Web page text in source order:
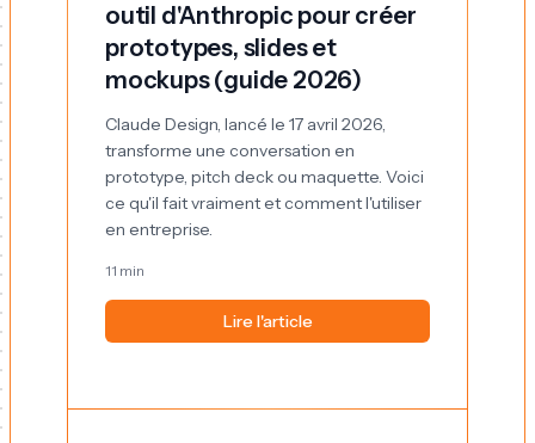
outil d'Anthropic pour créer
prototypes, slides et
mockups (guide 2026)
Claude Design, lancé le 17 avril 2026,
transforme une conversation en
prototype, pitch deck ou maquette. Voici
ce qu'il fait vraiment et comment l'utiliser
en entreprise.
11 min
Lire l'article